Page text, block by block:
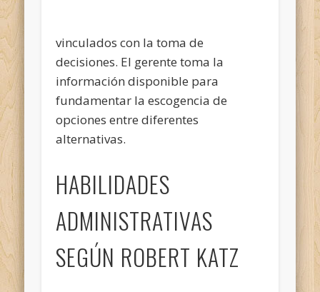
vinculados con la toma de
decisiones. El gerente toma la
información disponible para
fundamentar la escogenciade
opciones entre diferentes
alternativas.
HABILIDADES
ADMINISTRATIVAS
SEGÚN ROBERT KATZ